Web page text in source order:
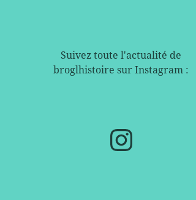
Suivez toute l'actualité de
broglhistoire sur Instagram :